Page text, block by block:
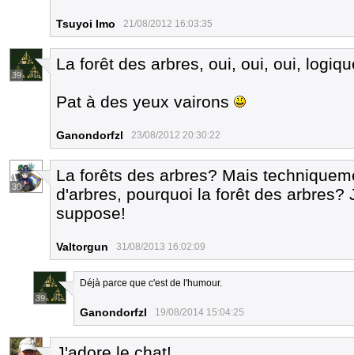
Tsuyoi Imo 21/08/2012 16:03:35
39
La forêt des arbres, oui, oui, oui,
Pat à des yeux vairons
Ganondorfzl 23/08/2012 20:30:22
30
La forêts des arbres? Mais
d'arbres, pourquoi la forêt des arbres?
suppose!
Valtorgun 31/08/2013 16:02:09
39
Déjà parce que c'est de l'humour.
Ganondorfzl 19/08/2014 15:04:25